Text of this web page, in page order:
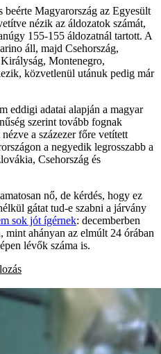
beérte Magyarország az Egyesült
nézik az áldozatok számát,
155-155 áldozatnál tartott. A
áll, majd Csehország,
Montenegro,
közvetlenül utánuk pedig már
eddigi adatai alapján a magyar
szerint tovább fognak
a százezer főre vetített
a negyedik legrosszabb a
Csehország és
nő, de kérdés, hogy ez
gátat tud-e szabni a járvány
sok jót ígérnek: decemberben
mint ahányan az elmúlt 24 órában
lévők száma is.